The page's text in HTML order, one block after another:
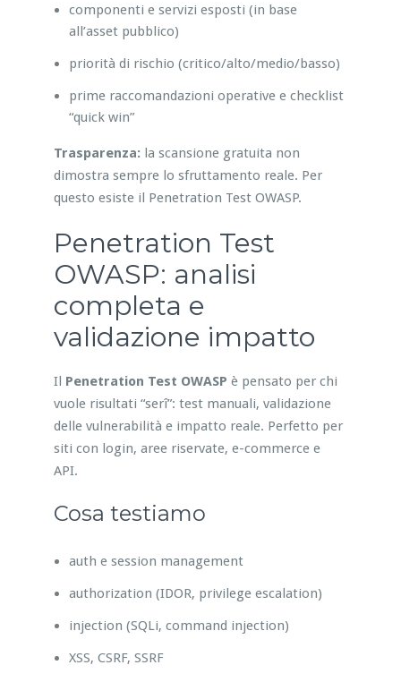
componenti e servizi esposti (in base
all’asset pubblico)
priorità di rischio (critico/alto/medio/basso)
prime raccomandazioni operative e checklist
“quick win”
Trasparenza: la scansione gratuita non
dimostra sempre lo sfruttamento reale. Per
questo esiste il Penetration Test OWASP.
Penetration Test
OWASP: analisi
completa e
validazione impatto
Il Penetration Test OWASP è pensato per chi
vuole risultati “serî”: test manuali, validazione
delle vulnerabilità e impatto reale. Perfetto per
siti con login, aree riservate, e-commerce e
API.
Cosa testiamo
auth e session management
authorization (IDOR, privilege escalation)
injection (SQLi, command injection)
XSS, CSRF, SSRF